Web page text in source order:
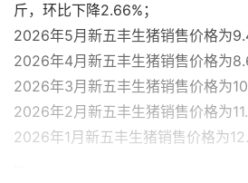
斤，环比下降2.66%；
2026年5月新五丰生猪销售价格为
2026年4月新五丰生猪销售价格为
2026年3月新五丰生猪销售价格为
2026年2月新五丰生猪销售价格为
2026年1月新五丰生猪销售价格为